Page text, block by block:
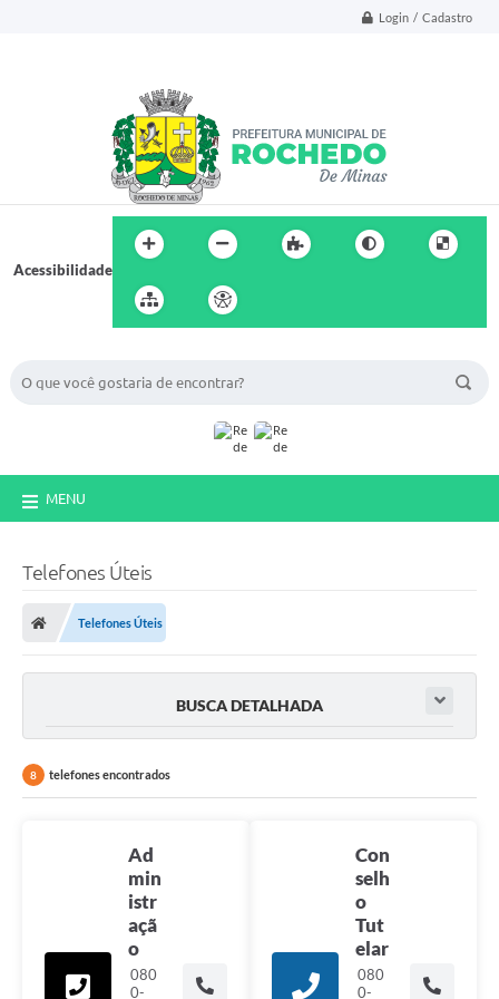
Login / Cadastro
Acessibilidade
MENU
Telefones Úteis
Telefones Úteis
BUSCA DETALHADA
8 telefones encontrados
Ad
min
istr
açã
o
080
0-
Con
selh
o
Tut
elar
080
0-